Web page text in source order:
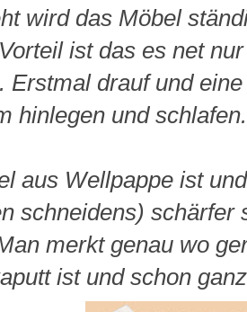
wird das Möbel
ist das es net
Erstmal drauf und
hinlegen und schlafen.
aus Wellpappe ist
schneidens) schärfer
merkt genau wo
ist und schon